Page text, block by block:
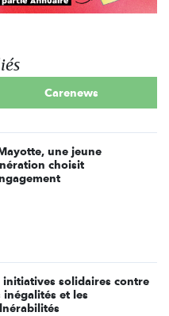
Carenews
une jeune
choisit
initiatives solidaires contre
inégalités et les